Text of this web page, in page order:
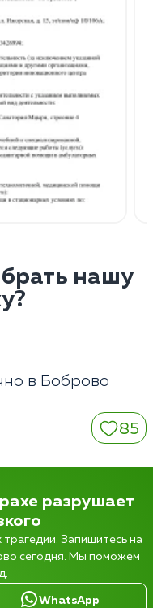
нашу
в Боброво
85
разрушает
Запишитесь на
сегодня. Мы поможем
WhatsApp